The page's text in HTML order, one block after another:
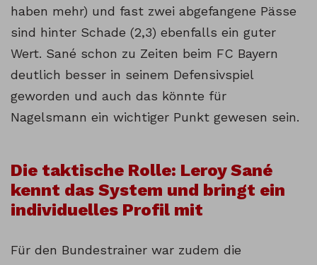
haben mehr) und fast zwei abgefangene Pässe
sind hinter Schade (2,3) ebenfalls ein guter
Wert. Sané schon zu Zeiten beim FC Bayern
deutlich besser in seinem Defensivspiel
geworden und auch das könnte für
Nagelsmann ein wichtiger Punkt gewesen sein.
Die taktische Rolle: Leroy Sané
kennt das System und bringt ein
individuelles Profil mit
Für den Bundestrainer war zudem die